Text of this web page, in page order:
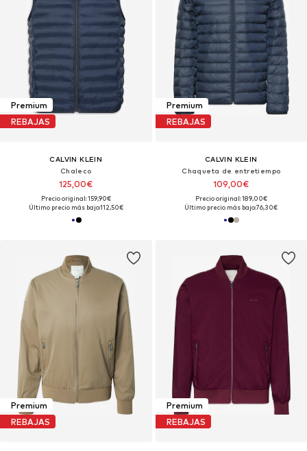
Premium
REBAJAS
CALVIN KLEIN
Chaleco
125,00€
Precio original: 159,90€
Último precio más bajo:112,50€
Premium
REBAJAS
CALVIN KLEIN
Chaqueta de entretiempo
109,00€
Precio original: 189,00€
Último precio más bajo:76,30€
Premium
REBAJAS
Premium
REBAJAS